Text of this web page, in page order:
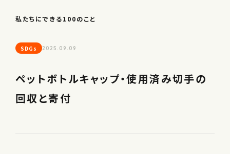
私たちにできる100のこと
SDGs 2025.09.09
ペットボトルキャップ・使用済み切手の
回収と寄付